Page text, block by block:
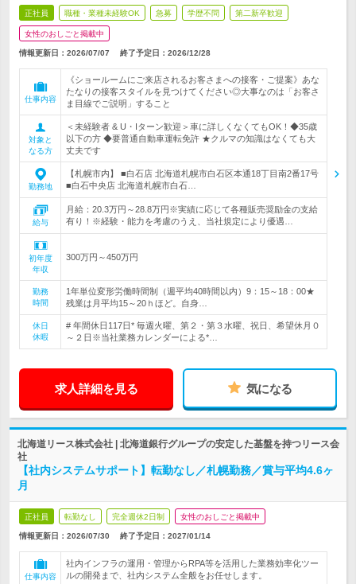
正社員 職種・業種未経験OK 急募 学歴不問 第二新卒歓迎
女性のおしごと掲載中
情報更新日：2026/07/07 終了予定日： 2026/12/28
仕事内容
《ショールームにご来店されるお客さまへの接客・ご提案》あな
たなりの接客スタイルを見つけてください◎大事なのは「お客さ
ま目線でご説明」すること
対象と
なる方
＜未経験者 & U・Iターン歓迎＞車に詳しくなくてもOK！◆35歳
以下の方 ◆要普通自動車運転免許 ★クルマの知識はなくても大
丈夫です
勤務地
【札幌市内】 ■白石店 北海道札幌市白石区本通18丁目南2番17号
■白石中央店 北海道札幌市白石…
給与
月給：20.3万円～28.8万円※実績に応じて各種販売奨励金の支給
有り！※経験・能力を考慮のうえ、当社規定により優遇…
初年度
年収
300万円～450万円
勤務
時間
1年単位変形労働時間制（週平均40時間以内）9：15～18：00★
残業は月平均15～20ｈほど。自身…
休日
休暇
# 年間休日117日* 毎週火曜、第２・第３水曜、祝日、希望休月０
～２日※当社業務カレンダーによる*…
求人詳細を見る 気になる
北海道リース株式会社 | 北海道銀行グループの安定した基盤を持つリース会
社
【社内システムサポート】転勤なし／札幌勤務／賞与平均4.6ヶ
月
正社員 転勤なし 完全週休2日制 女性のおしごと掲載中
情報更新日：2026/07/30 終了予定日： 2027/01/14
仕事内容
社内インフラの運用・管理からRPA等を活用した業務効率化ツー
ルの開発まで、社内システム全般をお任せします。